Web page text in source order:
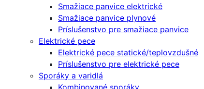
Smažiace panvice elektrické
Smažiace panvice plynové
Príslušenstvo pre smažiace panvice
Elektrické pece
Elektrické pece statické/teplovzdušné
Príslušenstvo pre elektrické pece
Sporáky a varidlá
Kombinované sporáky